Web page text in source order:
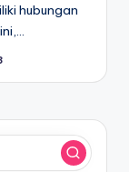
hubungan